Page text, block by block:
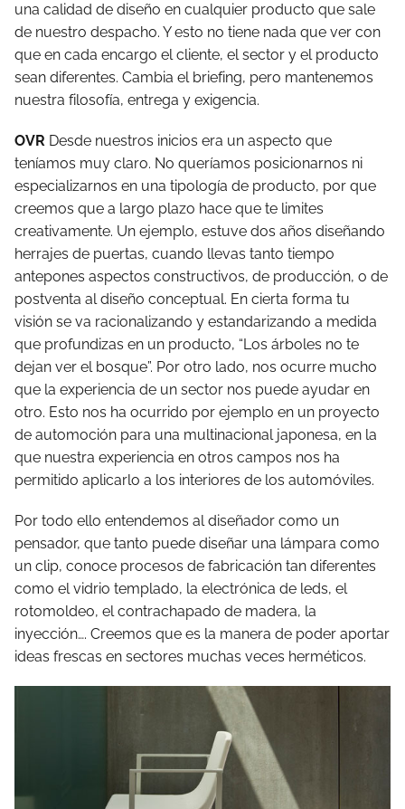
una calidad de diseño en cualquier producto que sale
de nuestro despacho. Y esto no tiene nada que ver con
que en cada encargo el cliente, el sector y el producto
sean diferentes. Cambia el briefing, pero mantenemos
nuestra filosofía, entrega y exigencia.
OVR Desde nuestros inicios era un aspecto que
teníamos muy claro. No queríamos posicionarnos ni
especializarnos en una tipología de producto, por que
creemos que a largo plazo hace que te limites
creativamente. Un ejemplo, estuve dos años diseñando
herrajes de puertas, cuando llevas tanto tiempo
antepones aspectos constructivos, de producción, o de
postventa al diseño conceptual. En cierta forma tu
visión se va racionalizando y estandarizando a medida
que profundizas en un producto, “Los árboles no te
dejan ver el bosque”. Por otro lado, nos ocurre mucho
que la experiencia de un sector nos puede ayudar en
otro. Esto nos ha ocurrido por ejemplo en un proyecto
de automoción para una multinacional japonesa, en la
que nuestra experiencia en otros campos nos ha
permitido aplicarlo a los interiores de los automóviles.
Por todo ello entendemos al diseñador como un
pensador, que tanto puede diseñar una lámpara como
un clip, conoce procesos de fabricación tan diferentes
como el vidrio templado, la electrónica de leds, el
rotomoldeo, el contrachapado de madera, la
inyección…. Creemos que es la manera de poder aportar
ideas frescas en sectores muchas veces herméticos.